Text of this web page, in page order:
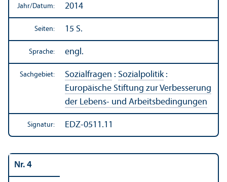
Jahr/Datum: 2014
Seiten: 15 S.
Sprache: engl.
Sachgebiet: Sozialfragen : Sozialpolitik:
Europäische Stiftung zur Verbesserung
der Lebens- und Arbeits­bedingungen
Signatur: EDZ-0511.11
Nr. 4